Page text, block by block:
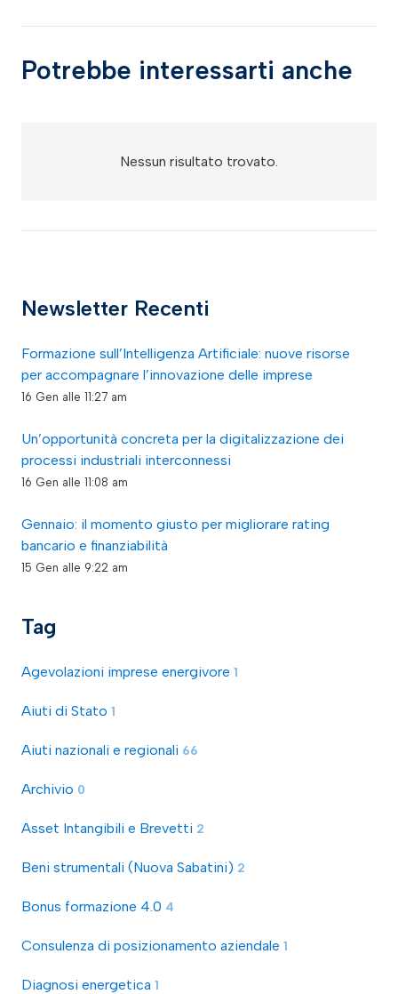
Potrebbe interessarti anche
Nessun risultato trovato.
Newsletter Recenti
Formazione sull’Intelligenza Artificiale: nuove risorse
per accompagnare l’innovazione delle imprese
16 Gen alle 11:27 am
Un’opportunità concreta per la digitalizzazione dei
processi industriali interconnessi
16 Gen alle 11:08 am
Gennaio: il momento giusto per migliorare rating
bancario e finanziabilità
15 Gen alle 9:22 am
Tag
Agevolazioni imprese energivore 1
Aiuti di Stato 1
Aiuti nazionali e regionali 66
Archivio 0
Asset Intangibili e Brevetti 2
Beni strumentali (Nuova Sabatini) 2
Bonus formazione 4.0 4
Consulenza di posizionamento aziendale 1
Diagnosi energetica 1